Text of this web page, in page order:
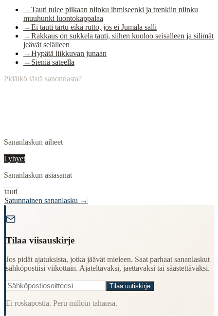
→Tauti tulee piikaan niinku ihmiseenki ja trenkiin niinku
muuhunki luontokappalaa
→Ei tauti tartu eikä rutto, jos ei Jumala salli
→Rakkaus on sukkela tauti, siihen kuoloo seisalleen ja silimät
jeävät selälleen
→Hypätä liikkuvan junaan
→ Sieniä sateella
Pidätkö tästä sanonnasta?
Sananlaskun aiheet
Lyhyet
Sananlaskun asiasanat
tauti
Satunnainen sananlasku →
Tilaa viisauskirje
Jos pidät ajatuksista, jotka jäävät mieleen. Saat parhaat sananlaskut
sähköpostiisi viikottain. Ajateltavaksi, jaettavaksi tai säästettäväksi.
Tilaa uutiskirje
Ei roskapostia. Peru milloin tahansa.